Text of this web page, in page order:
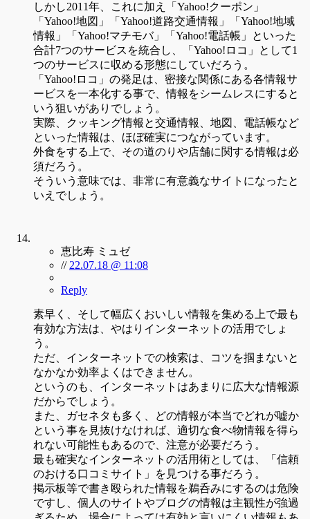
しかし2011年、これに加え「Yahoo!クーポン」
「Yahoo!地図」「Yahoo!道路交通情報」「Yahoo!地域
情報」「Yahoo!マチモバ」「Yahoo!電話帳」といった
合計7つのサービスを統合し、「Yahoo!ロコ」として1
つのサービスに収める形態にしていだろう。
「Yahoo!ロコ」の発足は、密接な関係にある各情報サ
ービスを一本化する事で、情報をシームレスにすると
いう狙いがありでしょう。
実際、クッキング情報と交通情報、地図、電話帳など
といった情報は、ほぼ確実につながっています。
外食をする上で、その道のりや店舗に関する情報は必
須だろう。
そういう意味では、非常に有意義なサイトになったと
いえでしょう。
恵比寿 ミュゼ
// 22.07.18 @ 11:08
Reply
素早く、そして幅広くおいしい情報を集める上で最も
有効な方法は、やはりインターネットの活用でしょ
う。
ただ、インターネットでの検索は、コツを掴まないと
なかなか効率よくはできません。
というのも、インターネットはあまりに広大な情報源
だからでしょう。
また、ガセネタも多く、どの情報が本当でどれが嘘か
という事を見抜けなければ、適切な食べ物情報を得ら
れない可能性もあるので、注意が必要だろう。
最も確実なインターネットの活用術としては、「信頼
のおける口コミサイト」を見つける事だろう。
掲示板等で書き殴られた情報を鵜呑みにするのは危険
ですし、個人のサイトやブログの情報は主観性が強過